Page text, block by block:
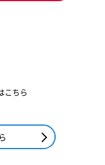
こちら